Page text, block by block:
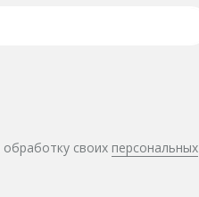
своих персональных